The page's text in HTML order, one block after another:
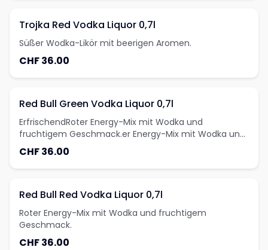
Trojka Red Vodka Liquor 0,7l
Süßer Wodka-Likör mit beerigen Aromen.
CHF 36.00
Red Bull Green Vodka Liquor 0,7l
ErfrischendRoter Energy-Mix mit Wodka und
fruchtigem Geschmack.er Energy-Mix mit Wodka und
Limettengeschmack.
CHF 36.00
Red Bull Red Vodka Liquor 0,7l
Roter Energy-Mix mit Wodka und fruchtigem
Geschmack.
CHF 36.00